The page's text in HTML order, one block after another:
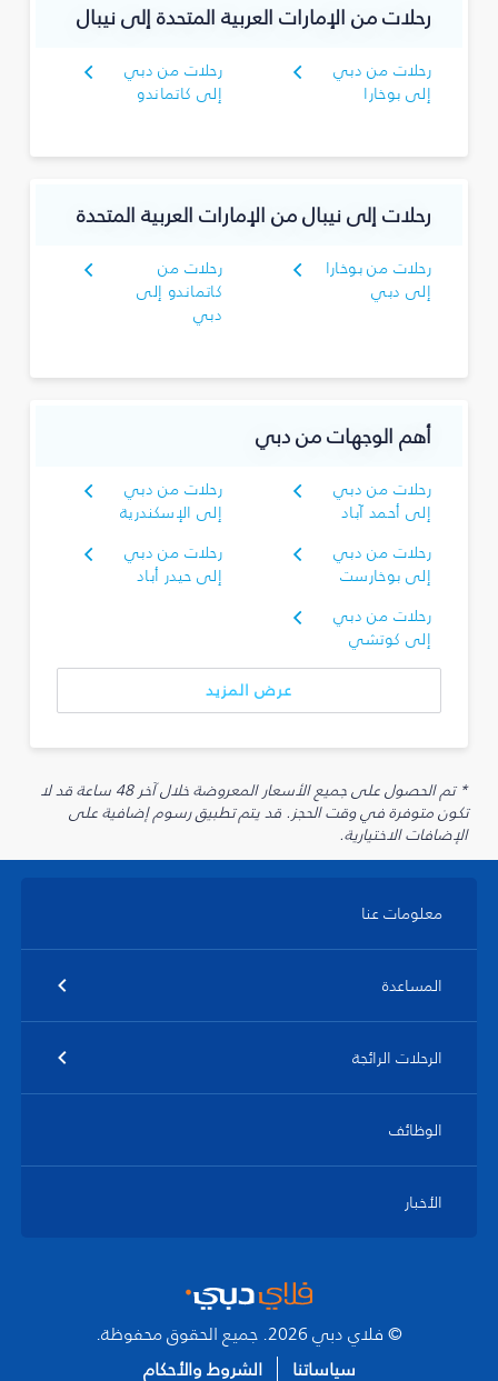
رحلات من الإمارات العربية المتحدة إلى نيبال
رحلات من دبي
إلى بوخارا
رحلات من دبي
إلى كاتماندو
رحلات إلى نيبال من الإمارات العربية المتحدة
رحلات من بوخارا
إلى دبي
رحلات من
كاتماندو إلى
دبي
أهم الوجهات من دبي
رحلات من دبي
إلى أحمد آباد
رحلات من دبي
إلى الإسكندرية
رحلات من دبي
إلى بوخارست
رحلات من دبي
إلى حيدر أباد
رحلات من دبي
إلى كوتشي
عرض المزيد
* تم الحصول على جميع الأسعار المعروضة خلال آخر 48 ساعة قد لا
تكون متوفرة في وقت الحجز. قد يتم تطبيق رسوم إضافية على
الإضافات الاختيارية.
معلومات عنا
المساعدة
الرحلات الرائجة
الوظائف
الأخبار
© فلاي دبي 2026. جميع الحقوق محفوظة.
سياساتنا
الشروط والأحكام